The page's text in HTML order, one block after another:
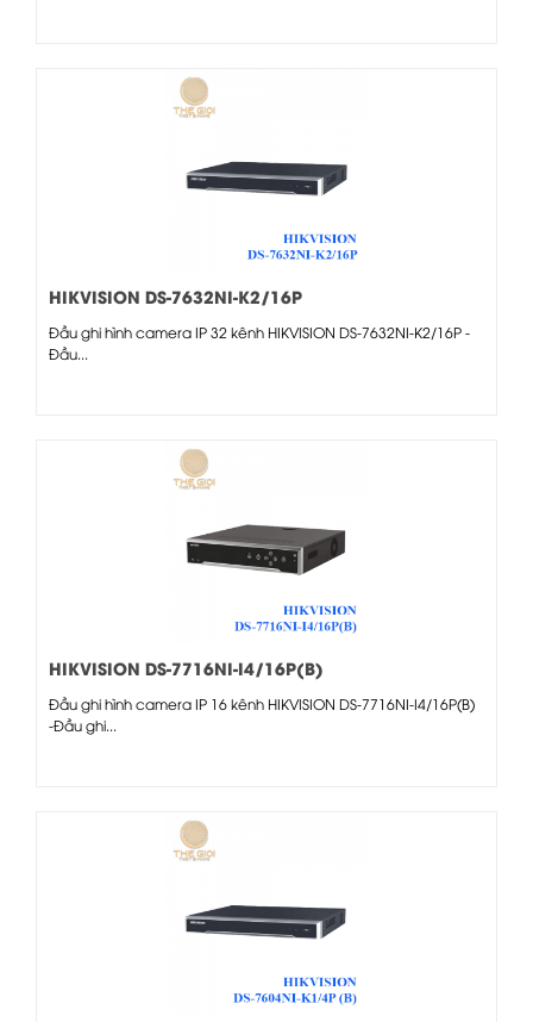
HIKVISION DS-7632NI-K2/16P
Đầu ghi hình camera IP 32 kênh HIKVISION DS-7632NI-K2/16P -
Đầu...
HIKVISION DS-7716NI-I4/16P(B)
Đầu ghi hình camera IP 16 kênh HIKVISION DS-7716NI-I4/16P(B)
-Đầu ghi...